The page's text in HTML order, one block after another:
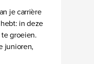
je carrière
in deze
groeien.
junioren,